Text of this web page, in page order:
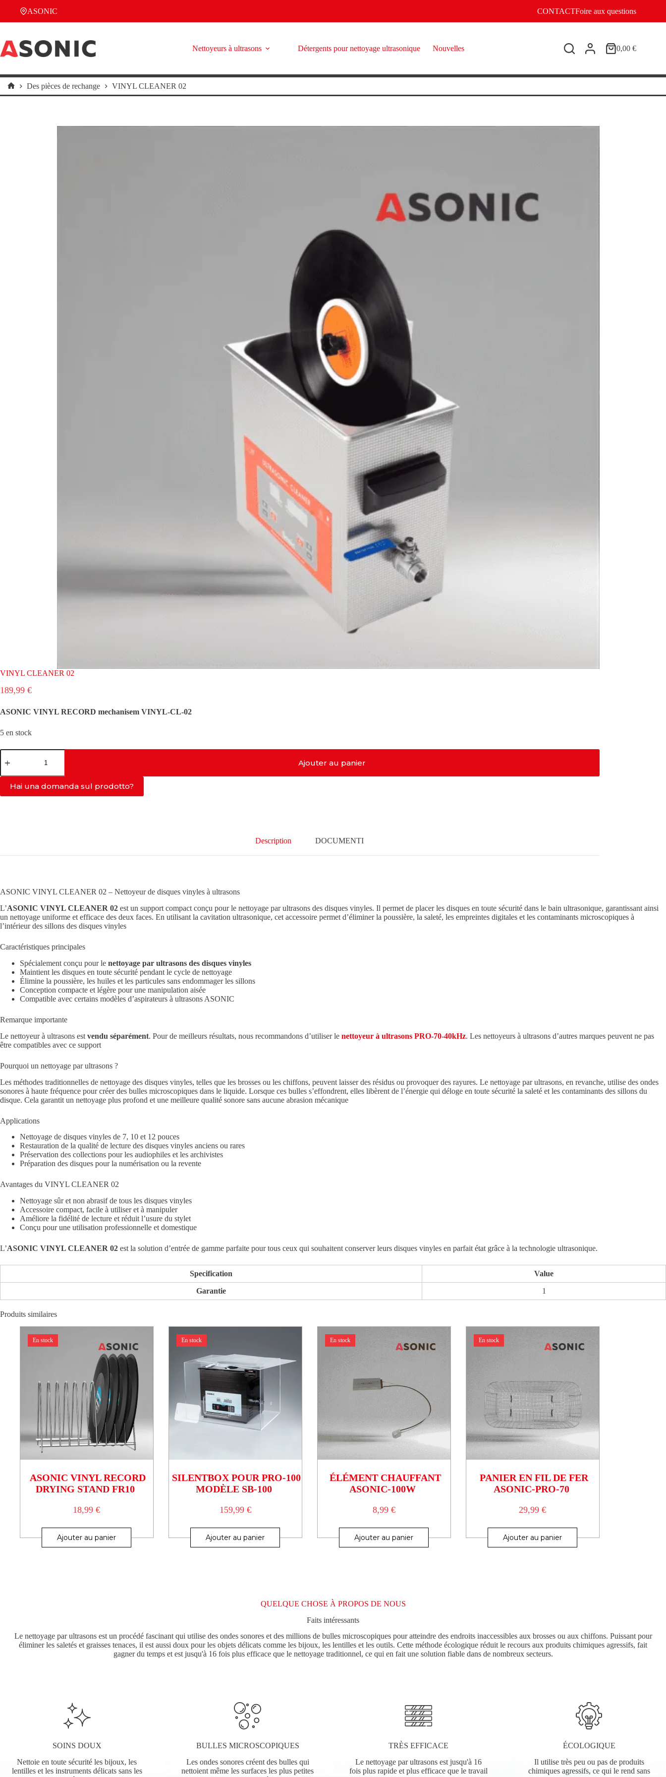
contenu
ASONIC CONTACTFoire aux questions
Nettoyeurs à ultrasons Détergents pour nettoyage ultrasonique Nouvelles
Panier
0,00 €
Accueil
Des pièces de rechange VINYL CLEANER 02
VINYL CLEANER 02
189,99 €
ASONIC VINYL RECORD mechanisem VINYL-CL-02
5 en stock
quantité
de
CLEANER
Ajouter au panier
Hai una domanda sul prodotto?
Description DOCUMENTI
ASONIC VINYL CLEANER 02 – Nettoyeur de disques vinyles à ultrasons
L’ASONIC VINYL CLEANER 02 est un support compact conçu pour le nettoyage par ultrasons des disques vinyles. Il permet de placer les disques en toute sécurité dans le bain ultrasonique, garantissant ainsi
un nettoyage uniforme et efficace des deux faces. En utilisant la cavitation ultrasonique, cet accessoire permet d’éliminer la poussière, la saleté, les empreintes digitales et les contaminants microscopiques à
l’intérieur des sillons des disques vinyles
Caractéristiques principales
Spécialement conçu pour le nettoyage par ultrasons des disques vinyles
Maintient les disques en toute sécurité pendant le cycle de nettoyage
Élimine la poussière, les huiles et les particules sans endommager les sillons
Conception compacte et légère pour une manipulation aisée
Compatible avec certains modèles d’aspirateurs à ultrasons ASONIC
Remarque importante
Le nettoyeur à ultrasons est vendu séparément. Pour de meilleurs résultats, nous recommandons d’utiliser le nettoyeur à ultrasons PRO-70-40kHz. Les nettoyeurs à ultrasons d’autres marques peuvent ne pas
être compatibles avec ce support
Pourquoi un nettoyage par ultrasons ?
Les méthodes traditionnelles de nettoyage des disques vinyles, telles que les brosses ou les chiffons, peuvent laisser des résidus ou provoquer des rayures. Le nettoyage par ultrasons, en revanche, utilise des ondes
sonores à haute fréquence pour créer des bulles microscopiques dans le liquide. Lorsque ces bulles s’effondrent, elles libèrent de l’énergie qui déloge en toute sécurité la saleté et les contaminants des sillons du
disque. Cela garantit un nettoyage plus profond et une meilleure qualité sonore sans aucune abrasion mécanique
Applications
Nettoyage de disques vinyles de 7, 10 et 12 pouces
Restauration de la qualité de lecture des disques vinyles anciens ou rares
Préservation des collections pour les audiophiles et les archivistes
Préparation des disques pour la numérisation ou la revente
Avantages du VINYL CLEANER 02
Nettoyage sûr et non abrasif de tous les disques vinyles
Accessoire compact, facile à utiliser et à manipuler
Améliore la fidélité de lecture et réduit l’usure du stylet
Conçu pour une utilisation professionnelle et domestique
L’ASONIC VINYL CLEANER 02 est la solution d’entrée de gamme parfaite pour tous ceux qui souhaitent conserver leurs disques vinyles en parfait état grâce à la technologie ultrasonique.
Specification Value
Garantie 1
Produits similaires
En stock
ASONIC VINYL RECORD
DRYING STAND FR10
18,99€
Ajouter au panier
En stock
SILENTBOX POUR PRO-100
MODÈLE SB-100
159,99 €
Ajouter au panier
En stock
ÉLÉMENT CHAUFFANT
ASONIC-100W
8,99 €
Ajouter au panier
En stock
PANIER EN FIL DE FER
ASONIC-PRO-70
29,99€
Ajouter au panier
QUELQUE CHOSE À PROPOS DE NOUS
Faits intéressants
Le nettoyage par ultrasons est un procédé fascinant qui utilise des ondes sonores et des millions de bulles microscopiques pour atteindre des endroits inaccessibles aux brosses ou aux chiffons. Puissant pour
éliminer les saletés et graisses tenaces, il est aussi doux pour les objets délicats comme les bijoux, les lentilles et les outils. Cette méthode écologique réduit le recours aux produits chimiques agressifs, fait
gagner du temps et est jusqu'à 16 fois plus efficace que le nettoyage traditionnel, ce qui en fait une solution fiable dans de nombreux secteurs.
SOINS DOUX
Nettoie en toute sécurité les bijoux, les
lentilles et les instruments délicats sans les
BULLES MICROSCOPIQUES
Les ondes sonores créent des bulles qui
nettoient même les surfaces les plus petites
TRÈS EFFICACE
Le nettoyage par ultrasons est jusqu'à 16
fois plus rapide et plus efficace que le travail
ÉCOLOGIQUE
Il utilise très peu ou pas de produits
chimiques agressifs, ce qui le rend sans